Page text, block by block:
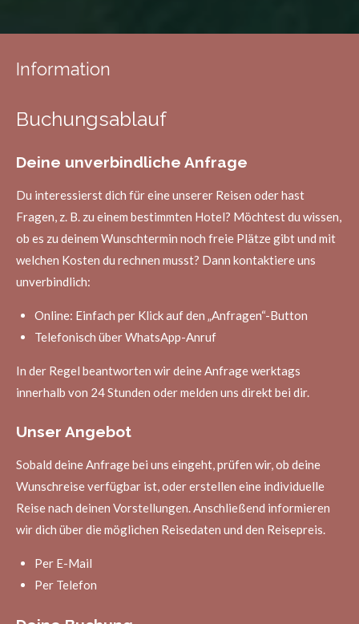
Information
Buchungsablauf
Deine unverbindliche Anfrage
Du interessierst dich für eine unserer Reisen oder hast
Fragen, z. B. zu einem bestimmten Hotel? Möchtest du wissen,
ob es zu deinem Wunschtermin noch freie Plätze gibt und mit
welchen Kosten du rechnen musst? Dann kontaktiere uns
unverbindlich:
Online: Einfach per Klick auf den „Anfragen“-Button
Telefonisch über WhatsApp-Anruf
In der Regel beantworten wir deine Anfrage werktags
innerhalb von 24 Stunden oder melden uns direkt bei dir.
Unser Angebot
Sobald deine Anfrage bei uns eingeht, prüfen wir, ob deine
Wunschreise verfügbar ist, oder erstellen eine individuelle
Reise nach deinen Vorstellungen. Anschließend informieren
wir dich über die möglichen Reisedaten und den Reisepreis.
Per E-Mail
Per Telefon